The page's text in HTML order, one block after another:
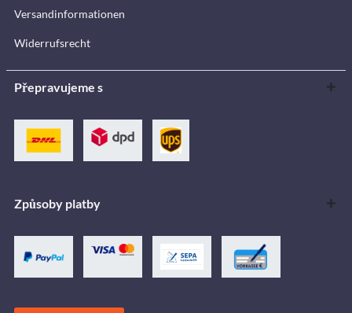
Versandinformationen
Widerrufsrecht
Přepravujeme s
Způsoby platby